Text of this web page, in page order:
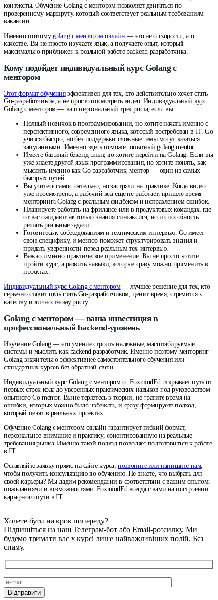
контексты. Обучение Golang с ментором позволяет двигаться по
проверенному маршруту, который соответствует реальным требованиям
вакансий.
Именно поэтому golang с ментором онлайн — это не о скорости, а о
качестве. Вы не просто изучаете язык, а получаете опыт, который
максимально приближен к реальной работе backend-разработчика.
Кому подойдет индивидуальный курс Golang с
ментором
Этот формат обученияэффективен для тех, кто действительно хочет стать
Go-разработчиком, а не просто посмотреть видео. Индивидуальный курс
Golang с ментором — ваш персональный трек роста, если вы:
Полный новичок в программировании, но хотите начать именно с
перспективного, современного языка, который востребован в IT. Go
учится быстро, но без поддержки сложные темы могут казаться
запутанными. Именно здесь поможет опытный golang mentor.
Имеете базовый бекенд-опыт, но хотите перейти на Golang. Если вы
уже знаете другой язык программирования, но хотите понять, как
мыслить именно как Go-разработчик, ментор — один из самых
быстрых путей.
Вы учитесь самостоятельно, но застряли на практике. Когда видео
уже просмотрено, а рабочий код еще не работает, пришло время
менторинга Golang с реальным фидбеком и исправлением ошибок.
Планируете работать на фрилансе или в продуктовых командах, где
от вас ожидают не только знания синтаксиса, но и способность
решать реальные задачи.
Готовитесь к собеседованиям и техническим интервью. Go имеет
свою специфику, и ментор поможет структурировать знания и
придать уверенности перед реальным тех-интервью.
Важно именно практическое применение. Вы не просто хотите
пройти курс, а развить навыки, которые сразу можно применить в
проектах.
Индивидуальный курс Golang с ментором— лучшее решение для тех, кто
серьезно ставит цель стать Go-разработчиком, ценит время, стремится к
качеству и личностному росту.
Golang с ментором — ваша инвестиция в
профессиональный backend-уровень
Изучение Golang — это умение строить надежные, масштабируемые
системы и мыслить как backend-разработчик. Именно поэтому менторинг
Golang значительно эффективнее самостоятельного обучения или
стандартных курсов без обратной связи.
Индивидуальный курс Golang с ментором от FoxmindEd открывает путь от
первых строк кода до уверенных практических навыков под руководством
опытного Go mentor. Вы не теряетесь в теории, не тратите время на
ошибки, которых можно было избежать, и сразу формируете подход,
который ценят в реальных проектах.
Обучение Golang с ментором онлайн гарантирует гибкий формат,
персональное внимание и практику, ориентированную на реальные
требования рынка. Именно такой подход позволяет подготовиться к работе
в IT.
Оставляйте заявку прямо на сайте курса,позвоните или напишите нам,
чтобы получить консультацию по обучению. Не знаете, что выбрать для
своей карьеры? Мы дадим рекомендации в соответствии с вашим опытом,
пожеланиями и возможностями. FoxmindEd всегда с вами на построении
карьерного пути в IT.
Хочете бути на крок попереду?
Підпишіться на наш Телеграм-бот або Email-розсилку. Ми
будемо тримати вас у курсі лише найважливіших подій. Без
спаму.